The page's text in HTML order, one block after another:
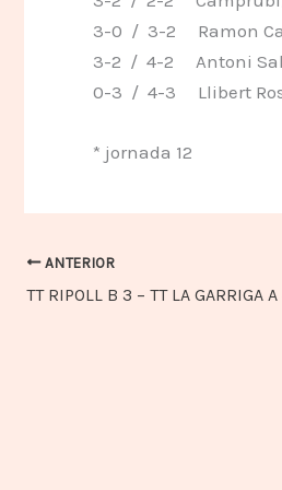
3-0 / 3-2 Ramon
3-2 / 4-2 Antoni
0-3 / 4-3 Llibert
* jornada 12
ANTERIOR
TT RIPOLL B 3 – TT LA GARRIGA